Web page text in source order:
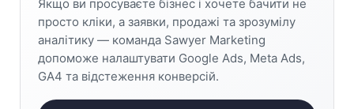
Якщо ви просуваєте бізнес і хочете бачити не
просто кліки, а заявки, продажі та зрозумілу
аналітику — команда Sawyer Marketing
допоможе налаштувати Google Ads, Meta Ads,
GA4 та відстеження конверсій.